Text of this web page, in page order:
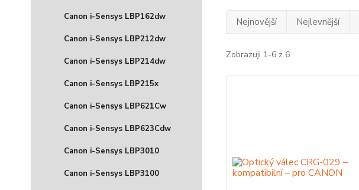
Canon i-Sensys LBP162dw
Canon i-Sensys LBP212dw
Canon i-Sensys LBP214dw
Canon i-Sensys LBP215x
Canon i-Sensys LBP621Cw
Canon i-Sensys LBP623Cdw
Canon i-Sensys LBP3010
Canon i-Sensys LBP3100
Nejnovější Nejlevnější
Zobrazuji 1-6 z 6